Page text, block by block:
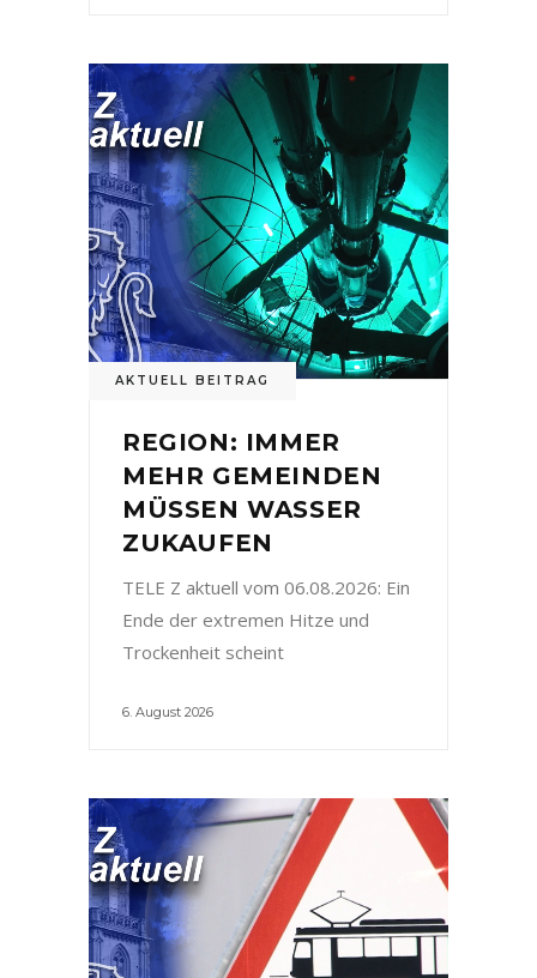
AKTUELL BEITRAG
REGION: IMMER
MEHR GEMEINDEN
MÜSSEN WASSER
ZUKAUFEN
TELE Z aktuell vom 06.08.2026: Ein
Ende der extremen Hitze und
Trockenheit scheint
6. August 2026